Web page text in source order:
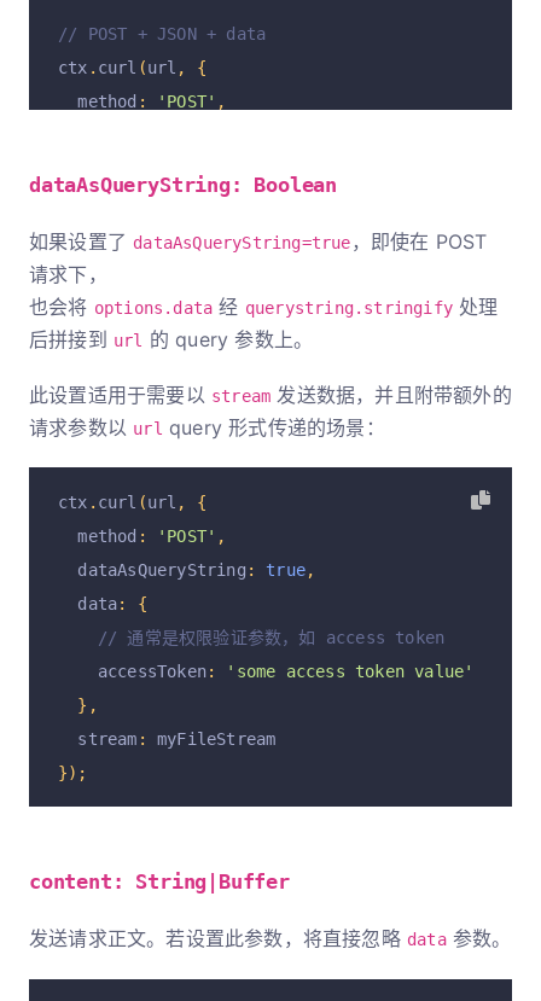
// POST + JSON + data
ctx . curl (url ,
{
  method
: 'POST' ,
dataAsQueryString: Boolean
如果设置了 dataAsQueryString=true ，即使在 POST
请求下，
也会将 options.data 经 querystring.stringify 处理
后拼接到 url 的 query 参数上。
此设置适用于需要以 stream 发送数据，并且附带额外的
请求参数以 url query 形式传递的场景：
ctx . curl (url ,
{
  method
: 'POST' ,
  dataAsQueryString
: true,
  data
:
{
// 通常是权限验证参数，如 access token
    accessToken
:
'some access token value'
},
  stream
:
myFileStream
});
content: String|Buffer
发送请求正文。若设置此参数，将直接忽略 data参数。